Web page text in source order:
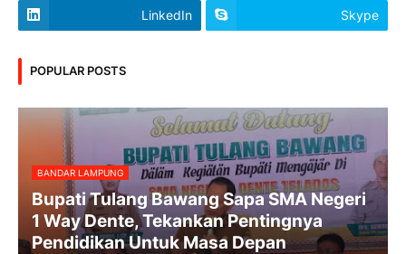
LinkedIn Skype
POPULAR POSTS
BANDAR LAMPUNG
Bupati Tulang Bawang Sapa SMA Negeri
1 Way Dente, Tekankan Pentingnya
Pendidikan Untuk Masa Depan